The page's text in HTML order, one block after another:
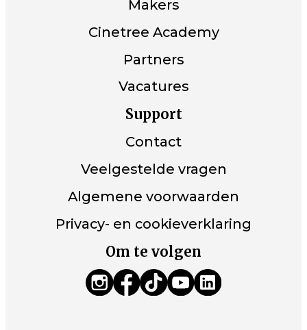
Makers
Cinetree Academy
Partners
Vacatures
Support
Contact
Veelgestelde vragen
Algemene voorwaarden
Privacy- en cookieverklaring
Om te volgen